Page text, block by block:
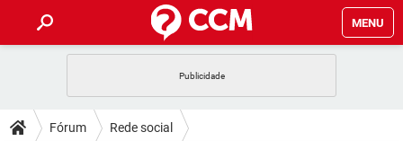
MENU
CELULAR
DICAS
Fórum Rede social